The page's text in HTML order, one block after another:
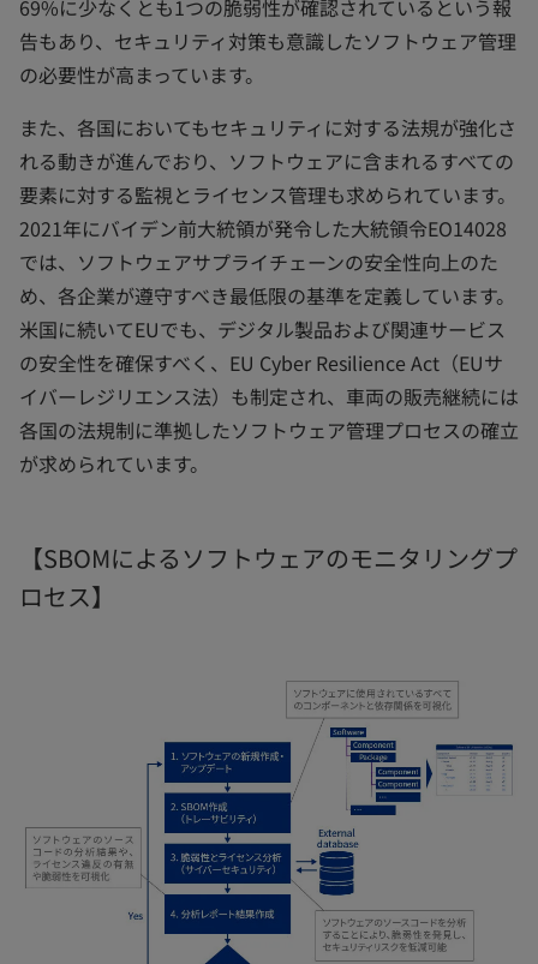
69%に少なくとも1つの脆弱性が確認されているという報
告もあり、セキュリティ対策も意識したソフトウェア管理
の必要性が高まっています。
また、各国においてもセキュリティに対する法規が強化さ
れる動きが進んでおり、ソフトウェアに含まれるすべての
要素に対する監視とライセンス管理も求められています。
2021年にバイデン前大統領が発令した大統領令EO14028
では、ソフトウェアサプライチェーンの安全性向上のた
め、各企業が遵守すべき最低限の基準を定義しています。
米国に続いてEUでも、デジタル製品および関連サービス
の安全性を確保すべく、EU Cyber Resilience Act（EUサ
イバーレジリエンス法）も制定され、車両の販売継続には
各国の法規制に準拠したソフトウェア管理プロセスの確立
が求められています。
【SBOMによるソフトウェアのモニタリングプ
ロセス】